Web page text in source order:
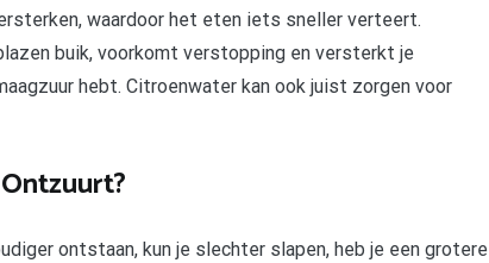
waardoor het eten iets sneller verteert.
buik, voorkomt verstopping en versterkt je
hebt. Citroenwater kan ook juist zorgen voor
ontstaan, kun je slechter slapen, heb je een grotere